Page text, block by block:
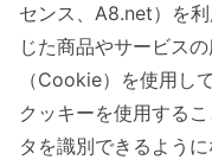
センス、A8.net）を
じた商品やサービス
（Cookie）を使用し
クッキーを使用する
タを識別できるよう